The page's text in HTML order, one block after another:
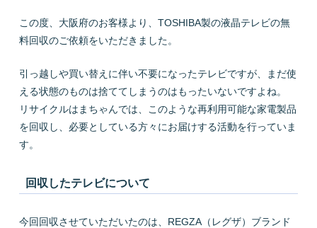
この度、大阪府のお客様より、TOSHIBA製の液晶テレビの無
料回収のご依頼をいただきました。
引っ越しや買い替えに伴い不要になったテレビですが、まだ使
える状態のものは捨ててしまうのはもったいないですよね。
リサイクルはまちゃんでは、このような再利用可能な家電製品
を回収し、必要としている方々にお届けする活動を行っていま
す。
回収したテレビについて
今回回収させていただいたのは、REGZA（レグザ）ブランド